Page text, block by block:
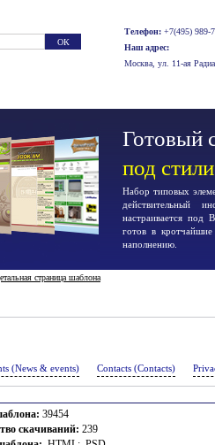
Телефон: +7(495) 989-
Наш адрес:
Москва, ул. 11-ая
Готовый
под
Набор типовых
действительный
настраивается под
готов в
наполнению.
страница шаблона
(News & events) Contacts (Contacts)
39454
скачиваний: 239